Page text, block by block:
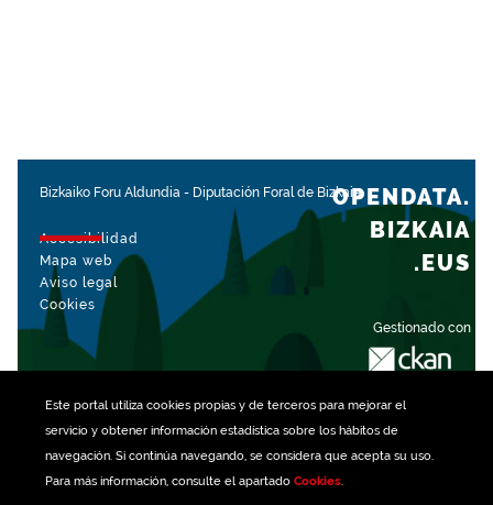
Este portal utiliza cookiespropias y de terceros para mejorar el
servicio y obtener información estadística sobre los hábitos de
navegación. Si continúa navegando, se considera que acepta su uso.
Para más información, consulte el apartado Cookies.
Bizkaiko Foru Aldundia - Diputación Foral de Bizkaia
Accesibilidad
Mapa web
Aviso legal
Cookies
Gestionado con
OPENDATA.
BIZKAIA
.EUS